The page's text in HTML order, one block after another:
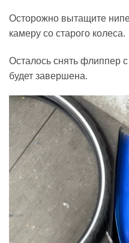
Осторожно вытащите
камеру со старого колеса.
Осталось снять флиппер
будет завершена.